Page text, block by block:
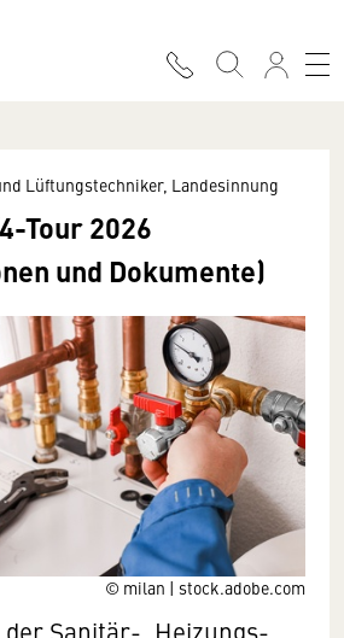
© milan | stock.adobe.com
Lüftungstechniker, Landesinnung
Tour 2026
und Dokumente)